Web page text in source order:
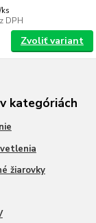
ks
DPH
Zvoliť variant
kategóriách
žiarovky